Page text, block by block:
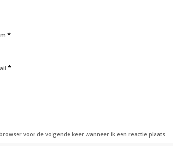
*
*
voor de volgende keer wanneer ik een reactie plaats.